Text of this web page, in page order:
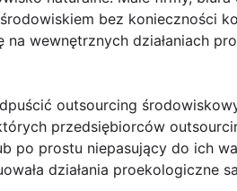
bez konieczności
wewnętrznych działaniach
outsourcing
przedsiębiorców
po prostu niepasujący do ich
działania proekologiczne